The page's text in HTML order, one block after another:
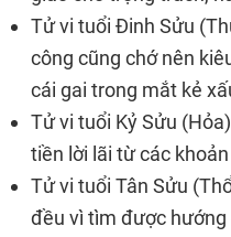
Tử vi tuổi Đinh Sửu
công cũng chớ nên
cái gai trong mắt kẻ
Tử vi tuổi Kỷ Sửu
tiền lời lãi từ các
Tử vi tuổi Tân Sửu
đều vì tìm được